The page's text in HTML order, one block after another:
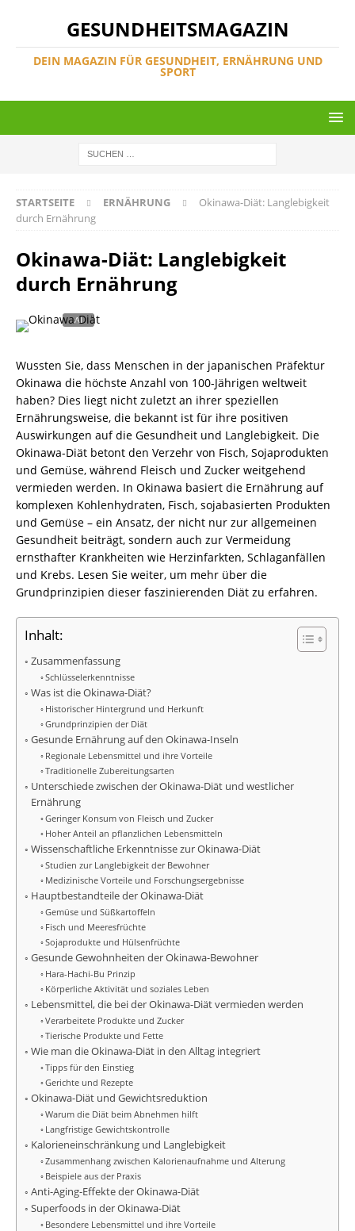
GESUNDHEITSMAGAZIN
DEIN MAGAZIN FÜR GESUNDHEIT, ERNÄHRUNG UND
SPORT
STARTSEITE ERNÄHRUNG
Okinawa-Diät: Langlebigkeit
durch Ernährung
Okinawa-Diät: Langlebigkeit
durch Ernährung
Wussten Sie, dass Menschen in der japanischen Präfektur
Okinawa die höchste Anzahl von 100-Jährigen weltweit
haben? Dies liegt nicht zuletzt an ihrer speziellen
Ernährungsweise, die bekannt ist für ihre positiven
Auswirkungen auf die Gesundheit und Langlebigkeit. Die
Okinawa-Diät betont den Verzehr von Fisch, Sojaprodukten
und Gemüse, während Fleisch und Zucker weitgehend
vermieden werden. In Okinawa basiert die Ernährung auf
komplexen Kohlenhydraten, Fisch, sojabasierten Produkten
und Gemüse – ein Ansatz, der nicht nur zur allgemeinen
Gesundheit beiträgt, sondern auch zur Vermeidung
ernsthafter Krankheiten wie Herzinfarkten, Schlaganfällen
und Krebs. Lesen Sie weiter, um mehr über die
Grundprinzipien dieser faszinierenden Diät zu erfahren.
Inhalt:
Zusammenfassung
Schlüsselerkenntnisse
Was ist die Okinawa-Diät?
Historischer Hintergrund und Herkunft
Grundprinzipien der Diät
Gesunde Ernährung auf den Okinawa-Inseln
Regionale Lebensmittel und ihre Vorteile
Traditionelle Zubereitungsarten
Unterschiede zwischen der Okinawa-Diät und westlicher
Ernährung
Geringer Konsum von Fleisch und Zucker
Hoher Anteil an pflanzlichen Lebensmitteln
Wissenschaftliche Erkenntnisse zur Okinawa-Diät
Studien zur Langlebigkeit der Bewohner
Medizinische Vorteile und Forschungsergebnisse
Hauptbestandteile der Okinawa-Diät
Gemüse und Süßkartoffeln
Fisch und Meeresfrüchte
Sojaprodukte und Hülsenfrüchte
Gesunde Gewohnheiten der Okinawa-Bewohner
Hara-Hachi-Bu Prinzip
Körperliche Aktivität und soziales Leben
Lebensmittel, die bei der Okinawa-Diät vermieden werden
Verarbeitete Produkte und Zucker
Tierische Produkte und Fette
Wie man die Okinawa-Diät in den Alltag integriert
Tipps für den Einstieg
Gerichte und Rezepte
Okinawa-Diät und Gewichtsreduktion
Warum die Diät beim Abnehmen hilft
Langfristige Gewichtskontrolle
Kalorieneinschränkung und Langlebigkeit
Zusammenhang zwischen Kalorienaufnahme und Alterung
Beispiele aus der Praxis
Anti-Aging-Effekte der Okinawa-Diät
Superfoods in der Okinawa-Diät
Besondere Lebensmittel und ihre Vorteile